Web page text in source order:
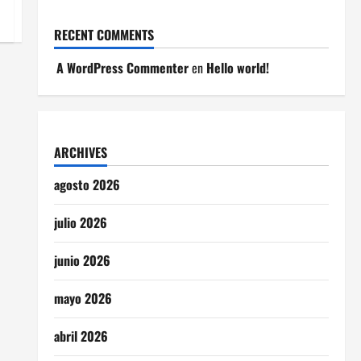
RECENT COMMENTS
A WordPress Commenteren Hello world!
ARCHIVES
agosto 2026
julio 2026
junio 2026
mayo 2026
abril 2026